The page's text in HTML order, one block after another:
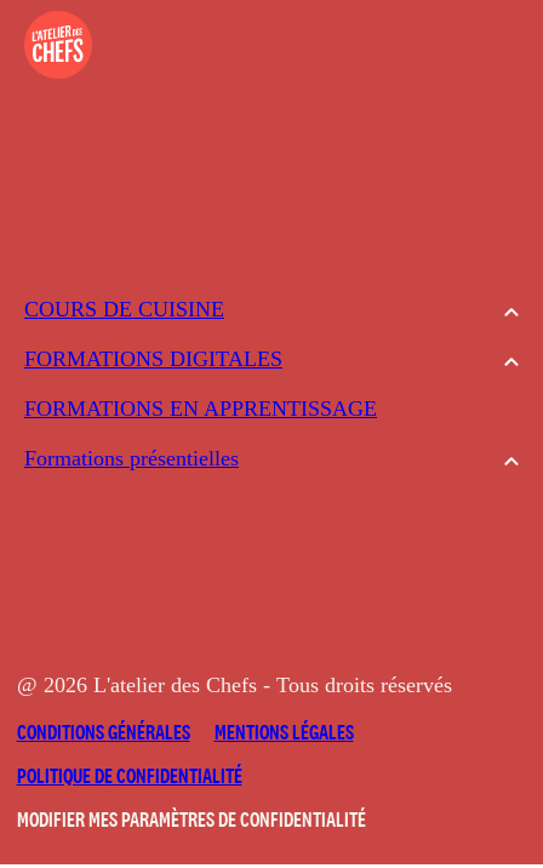
COURS DE CUISINE
FORMATIONS DIGITALES
FORMATIONS EN APPRENTISSAGE
Formations présentielles
@ 2026 L'atelier des Chefs - Tous droits réservés
CONDITIONS GÉNÉRALES
MENTIONS LÉGALES
POLITIQUE DE CONFIDENTIALITÉ
MODIFIER MES PARAMÈTRES DE CONFIDENTIALITÉ